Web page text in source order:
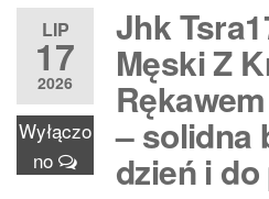
LIP
17
2026
Wyłączo
no
Jhk
Męski Z
– solidna
dzień i